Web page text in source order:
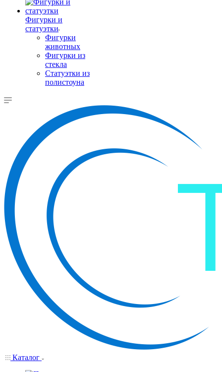
Фигурки и
статуэтки
Фигурки
животных
Фигурки из
стекла
Статуэтки из
полистоуна
Каталог